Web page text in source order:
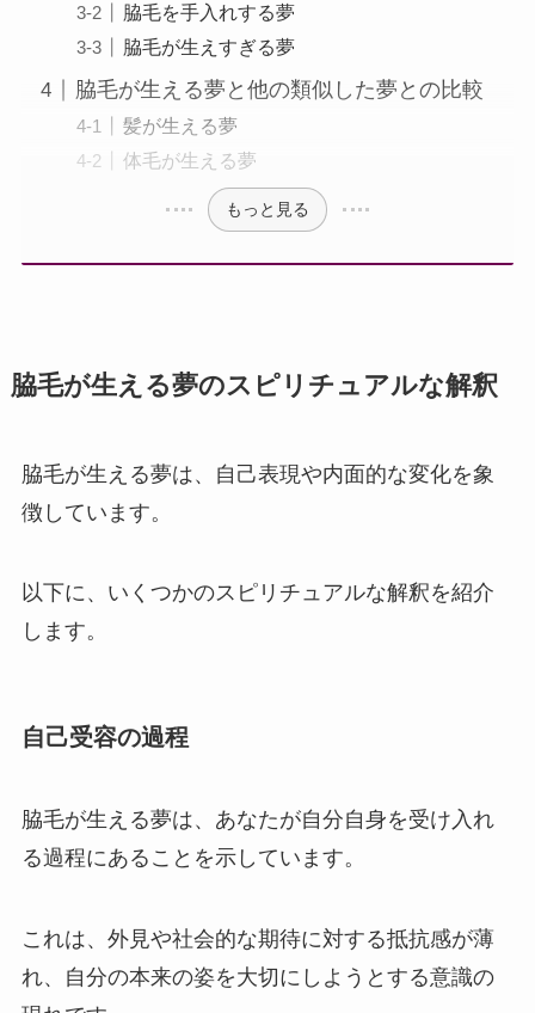
脇毛を手入れする夢
脇毛が生えすぎる夢
脇毛が生える夢と他の類似した夢との比較
髪が生える夢
体毛が生える夢
もっと見る
脇毛が生える夢のスピリチュアルな解釈
脇毛が生える夢は、自己表現や内面的な変化を象
徴しています。
以下に、いくつかのスピリチュアルな解釈を紹介
します。
自己受容の過程
脇毛が生える夢は、あなたが自分自身を受け入れ
る過程にあることを示しています。
これは、外見や社会的な期待に対する抵抗感が薄
れ、自分の本来の姿を大切にしようとする意識の